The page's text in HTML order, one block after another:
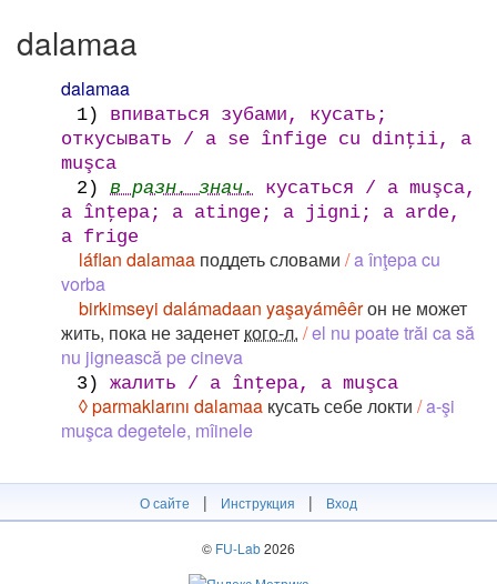
dalamaa
dalamaa
1)
впиваться зубами, кусать;
откусывать / a se înfige cu dinţii, a
muşca
2)
в разн. знач. кусаться / a muşca,
a înţepa; а atinge; a jigni; a arde,
a frige
láflan dalamaa поддеть словами /a înţepa cu
vorba
birkimseyi dalámadaan yaşayámêêrон не может
жить, пока не заденет кого-л. /el nu poate trăi ca să
nu jignească pe cineva
3) жалить / a înţepa, a muşca
◊ parmaklarını dalamaa кусать себе локти /a-şi
muşca degetele, mîinele
О сайте | Инструкция | Вход
© FU-Lab2026